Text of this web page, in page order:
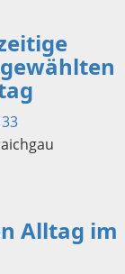
Alltag im